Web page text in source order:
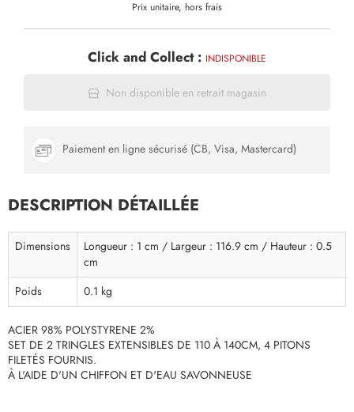
Prix unitaire, hors frais
Click and Collect : INDISPONIBLE
Non disponible en retrait magasin
Paiement en ligne sécurisé (CB, Visa, Mastercard)
DESCRIPTION DÉTAILLÉE
Dimensions
Longueur : 1 cm / Largeur : 116.9 cm / Hauteur : 0.5
cm
Poids
0.1 kg
ACIER 98% POLYSTYRENE 2%
SET DE 2 TRINGLES EXTENSIBLES DE 110 À 140CM, 4 PITONS
FILETÉS FOURNIS.
À L'AIDE D'UN CHIFFON ET D'EAU SAVONNEUSE